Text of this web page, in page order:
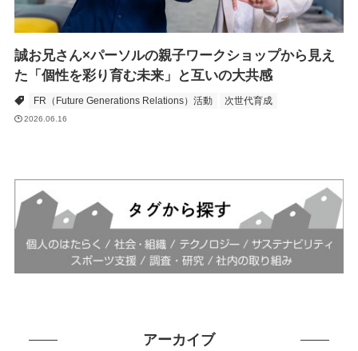
誠お兄さん×パーソルの親子ワークショップから見え
た「個性を彩り育む未来」と互いの大共感
FR（Future Generations Relations）活動 次世代育成
2026.06.16
アーカイブ